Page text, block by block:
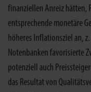
finanziellen Anreiz hätten,
entsprechende monetäre
höheres Inflationsziel an,
Notenbanken favorisierte
potenziell auch
das Resultat von